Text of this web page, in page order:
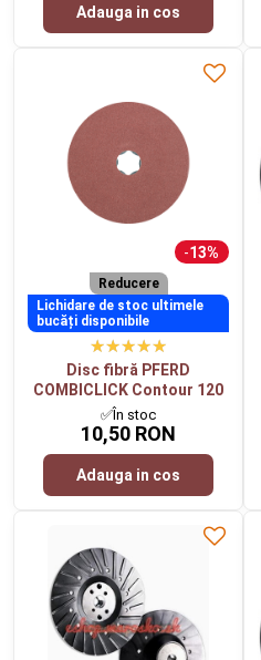
Adauga in cos
13%
Reducere
Lichidare de stoc ultimele
bucăți disponibile
Disc fibră PFERD
COMBICLICK Contour 120
✅În stoc
10,50 RON
Adauga in cos